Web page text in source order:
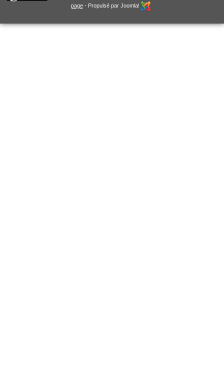
page- Propulsé par Joomla!